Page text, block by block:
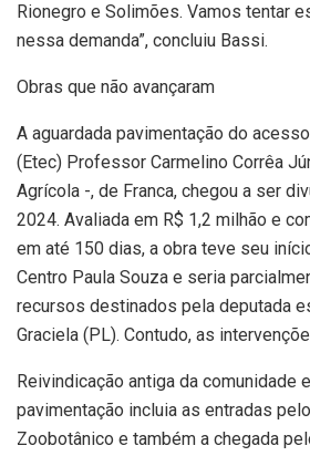
Rionegro e Solimões. Vamos tentar
nessa demanda”, concluiu Bassi.
Obras que não avançaram
A aguardada pavimentação do
(Etec) Professor Carmelino Corrêa
Agrícola -, de Franca, chegou a ser
2024. Avaliada em R$ 1,2 milhão e
em até 150 dias, a obra teve seu
Centro Paula Souza e seria
recursos destinados pela deputada
Graciela (PL). Contudo, as
Reivindicação antiga da comunidade
pavimentação incluia as entradas
Zoobotânico e também a chegada